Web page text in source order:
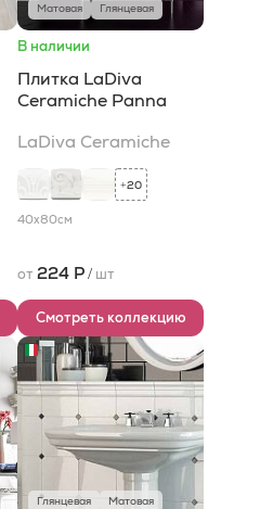
Матовая Глянцевая
В наличии
Плитка LaDiva
Сeramiche Panna
LaDiva Сeramiche
+20
40x80см
от 224 Р/ шт
Смотреть коллекцию
Глянцевая Матовая